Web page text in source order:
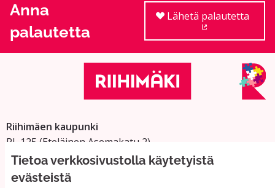
Tietoa verkkosivustolla käytetyistä
evästeistä
Anna
palautetta
Lähetä palautetta
Riihimäen kaupunki
PL 125 (Eteläinen Asemakatu 2)
11101 Riihimäki
Vaihde: 019 758 4000